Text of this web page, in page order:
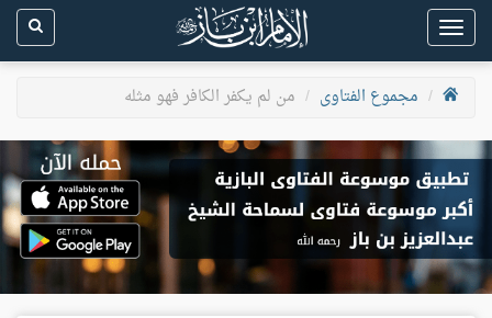
Toggle
navigation
مجموع الفتاوى
من لم يكفر الكافر فهو مثله